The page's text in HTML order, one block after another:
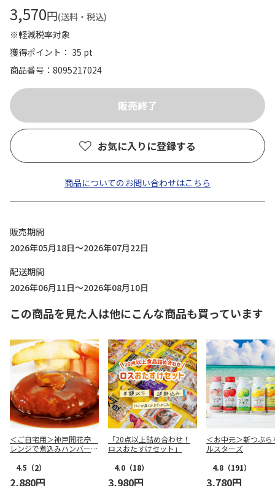
3,570円(送料・税込)
※軽減税率対象
獲得ポイント： 35 pt
商品番号
8095217024
お気に入りに登録する
商品についてのお問い合わせはこちら
販売期間
2026年05月18日～2026年07月22日
配送期間
2026年06月11日～2026年08月10日
この商品を見た人は他にこんな商品も買っています
＜ご自宅用＞神戸開花亭
レンジで煮込みハンバーグ
4.5 （2）
2,880円
「20点以上詰め合わせ！
ロスおたすけセット」
4.0 （18）
3,980円
＜お中元＞新つぶら
ルスターズ
4.8 （191）
3,780円